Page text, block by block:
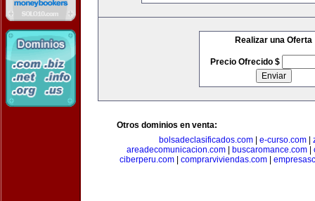
Realizar una Oferta
Precio Ofrecido $
Otros dominios en venta:
bolsadeclasificados.com
e-curso.com
areadecomunicacion.com| buscaromance.com|
ciberperu.com
comprarviviendas.com